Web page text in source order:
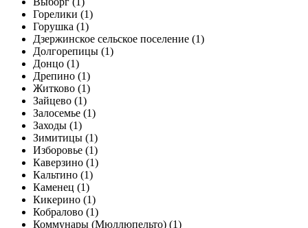
Горелики (1)
Горушка (1)
Дзержинское сельское поселение (1)
Долгорепицы (1)
Донцо (1)
Дрепино (1)
Житково (1)
Зайцево (1)
Залосемье (1)
Заходы (1)
Зимитицы (1)
Изборовье (1)
Каверзино (1)
Кальтино (1)
Каменец (1)
Кикерино (1)
Кобралово (1)
Коммунары (Мюллюпельто) (1)